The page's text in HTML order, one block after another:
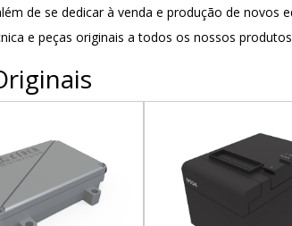
de se dedicar à venda e produção de novos
e peças originais a todos os nossos